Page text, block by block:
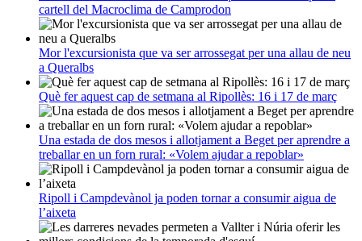
cartell del Macroclima de Camprodon
Mor l'excursionista que va ser arrossegat per una allau de neu
a Queralbs
Què fer aquest cap de setmana al Ripollès: 16 i 17 de març
Una estada de dos mesos i allotjament a Beget per aprendre a
treballar en un forn rural: «Volem ajudar a repoblar»
Ripoll i Campdevànol ja poden tornar a consumir aigua de
l’aixeta